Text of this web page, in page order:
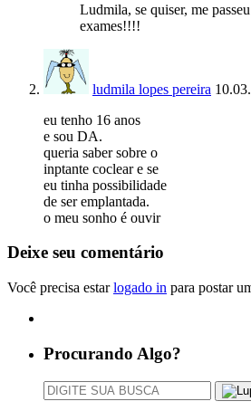
Ludmila, se quiser, me
exames!!!!
ludmila lopes pereira
eu tenho 16 anos
e sou DA.
queria saber sobre o
inptante coclear e se
eu tinha possibilidade
de ser emplantada.
o meu sonho é ouvir
Deixe seu comentário
Você precisa estarlogado in para postar
Procurando Algo?